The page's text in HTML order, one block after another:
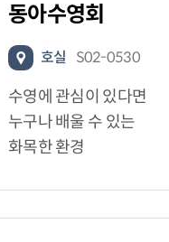
동아수영회
호실 S02-0530
수영에 관심이 있다면
누구나 배울 수 있는
화목한 환경